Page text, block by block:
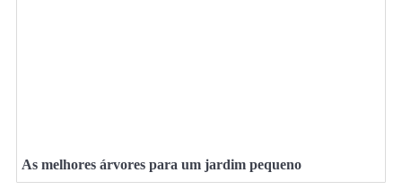
As melhores árvores para um jardim pequeno